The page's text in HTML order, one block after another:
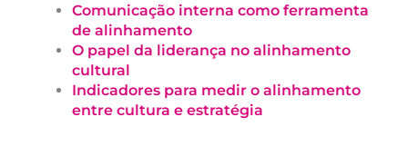
Comunicação interna como ferramenta
de alinhamento
O papel da liderança no alinhamento
cultural
Indicadores para medir o alinhamento
entre cultura e estratégia